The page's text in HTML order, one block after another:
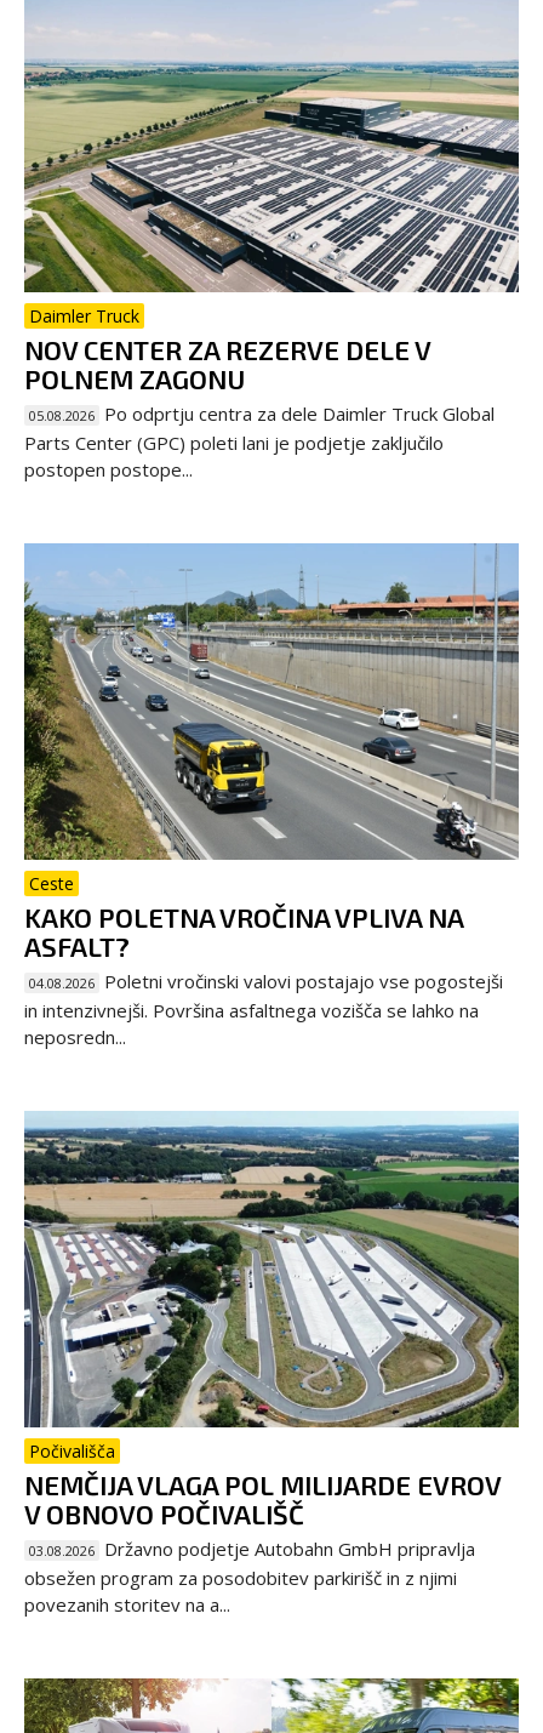
Daimler Truck
NOV CENTER ZA REZERVE DELE V
POLNEM ZAGONU
05.08.2026 Po odprtju centra za dele Daimler Truck Global
Parts Center (GPC) poleti lani je podjetje zaključilo
postopen postope...
Ceste
KAKO POLETNA VROČINA VPLIVA NA
ASFALT?
04.08.2026 Poletni vročinski valovi postajajo vse pogostejši
in intenzivnejši. Površina asfaltnega vozišča se lahko na
neposredn...
Počivališča
NEMČIJA VLAGA POL MILIJARDE EVROV
V OBNOVO POČIVALIŠČ
03.08.2026 Državno podjetje Autobahn GmbH pripravlja
obsežen program za posodobitev parkirišč in z njimi
povezanih storitev na a...